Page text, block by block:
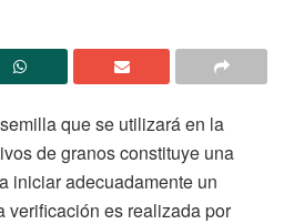
que se utilizará en la
de granos constituye una
iniciar adecuadamente un
verificación es realizada por